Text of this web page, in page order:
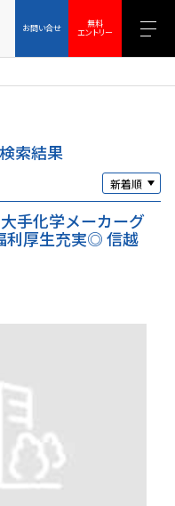
お問い合せ 無料
エントリー
無料エントリー
索結果
手化学メーカーグ
利厚生充実◎ 信越